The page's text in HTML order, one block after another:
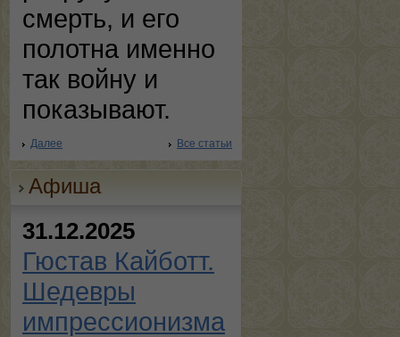
смерть, и его
полотна именно
так войну и
показывают.
Далее Все статьи
Афиша
31.12.2025
Гюстав Кайботт.
Шедевры
импрессионизма